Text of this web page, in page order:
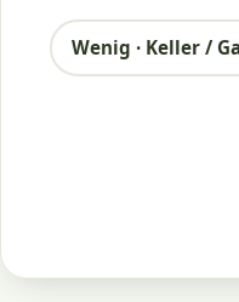
Wenig · Keller /